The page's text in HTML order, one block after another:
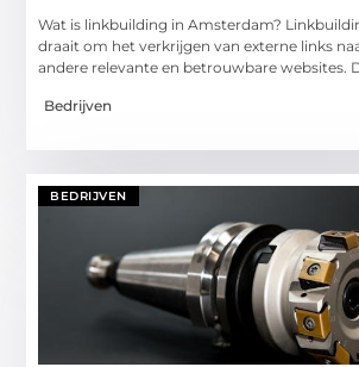
Wat is linkbuilding in Amsterdam?
draait om het verkrijgen van externe links
andere relevante en betrouwbare websites.
Bedrijven
BEDRIJVEN